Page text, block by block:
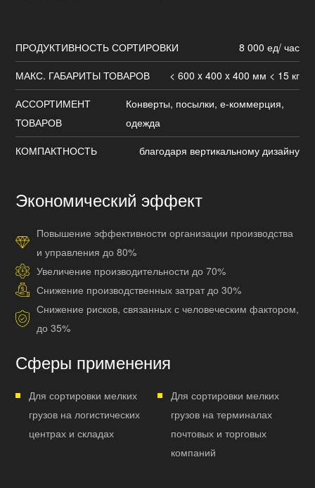
ПРОДУКТИВНОСТЬ СОРТИРОВКИ
8 000 ед/ час
МАКС. ГАБАРИТЫ ТОВАРОВ
< 600 x 400 x 400 мм < 15 кг
АССОРТИМЕНТ
ТОВАРОВ
Конверты, посылки, е-коммерция,
одежда
КОМПАКТНОСТЬ
благодаря вертикальному дизайну
Экономический эффект
Повышение эффективности организации производства
и управления до 80%
Увеличение производительности до 70%
Снижение производственных затрат до 30%
Снижение рисков, связанных с человеческим фактором,
до 35%
Сферы применения
Для сортировки мелких
грузов на логистических
центрах и складах
Для сортировки мелких
грузов на терминалах
почтовых и торговых
компаний